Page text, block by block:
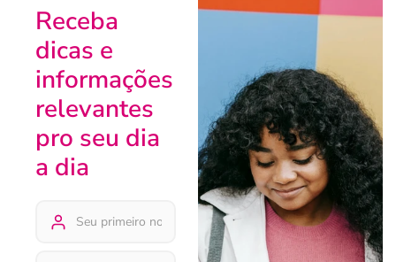
Receba
dicas e
informações
relevantes
pro seu dia
a dia